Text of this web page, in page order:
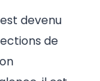
devenu
de